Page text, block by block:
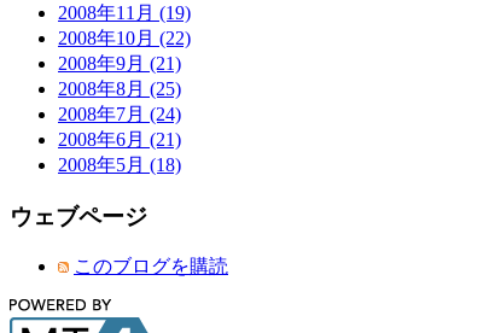
2008年11月 (19)
2008年10月 (22)
2008年9月 (21)
2008年8月 (25)
2008年7月 (24)
2008年6月 (21)
2008年5月 (18)
ウェブページ
このブログを購読